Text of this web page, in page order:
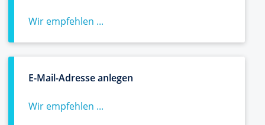
Wir empfehlen ...
E-Mail-Adresse anlegen
Wir empfehlen ...